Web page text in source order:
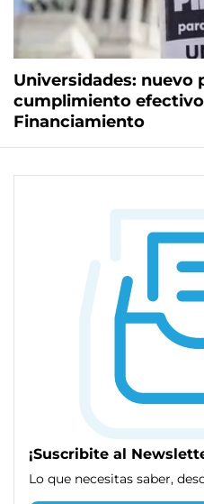
Universidades: nuevo
cumplimiento efectivo
Financiamiento
¡Suscribite al
Lo que necesitas saber,